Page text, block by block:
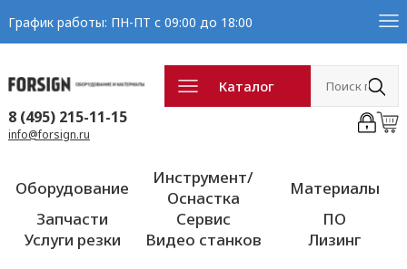
График работы: ПН-ПТ с 09:00 до 18:00
Каталог
8 (495) 215-11-15
info@forsign.ru
Оборудование
Инструмент/
Оснастка
Материалы
Запчасти
Сервис
ПО
Услуги резки
Видео станков Лизинг